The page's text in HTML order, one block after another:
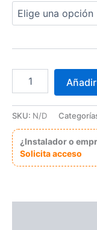
Bure
Cm
42W
No
SKU: N/D
¿Instalador o
Solicita acceso